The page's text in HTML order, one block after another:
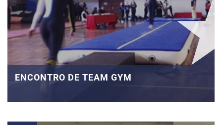
ENCONTRO DE TEAM GYM